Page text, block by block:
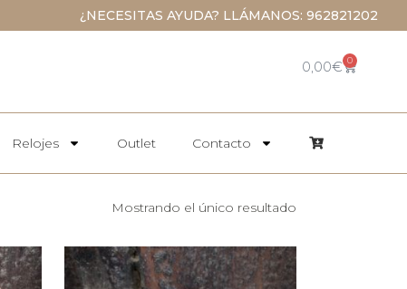
¿NECESITAS AYUDA? LLÁMANOS: 962821202
0,00€ 0
Relojes Outlet Contacto
Mostrando el único resultado